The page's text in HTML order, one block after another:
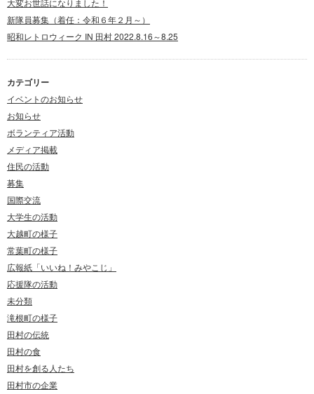
新隊員募集（着任：令和６年２月～）
昭和レトロウィーク IN 田村 2022.8.16～8.25
カテゴリー
イベントのお知らせ
お知らせ
ボランティア活動
メディア掲載
住民の活動
募集
国際交流
大学生の活動
大越町の様子
常葉町の様子
広報紙「いいね！みやこじ」
応援隊の活動
未分類
滝根町の様子
田村の伝統
田村の食
田村を創る人たち
田村市の企業